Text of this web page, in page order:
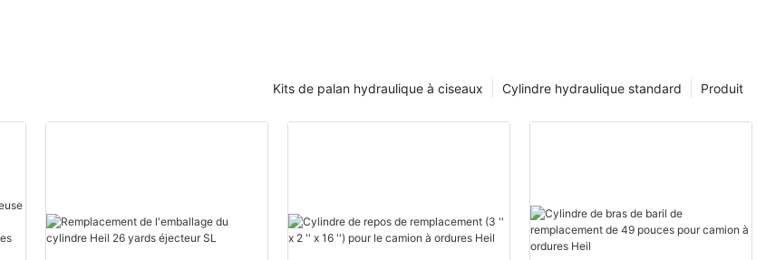
Produit
Cylindre hydraulique standard
Kits de palan hydraulique à ciseaux